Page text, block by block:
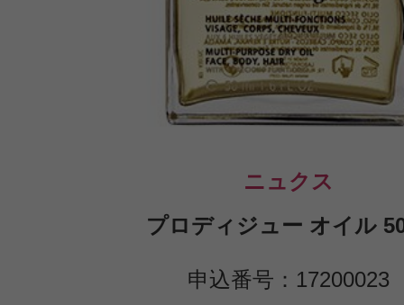
ニュクス
プロディジュー オイル
申込番号：17200023